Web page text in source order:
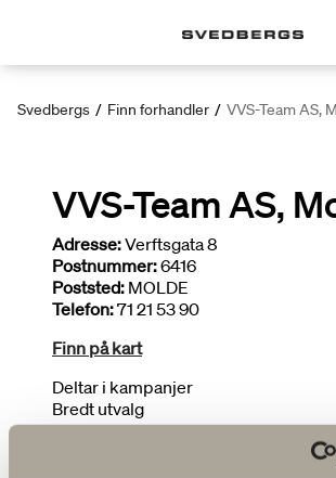
Svedbergs / Finn forhandler / VVS-Team AS,
VVS-Team AS,
Adresse:Verftsgata 8
Postnummer:6416
Poststed: MOLDE
Telefon:71 21 53 90
Finn på kart
Deltar i kampanjer
Bredt utvalg
Tegner bad